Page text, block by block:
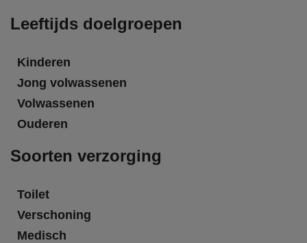
Leeftijds doelgroepen
Kinderen
Jong volwassenen
Volwassenen
Ouderen
Soorten verzorging
Toilet
Verschoning
Medisch